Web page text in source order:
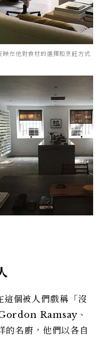
在他對食材的選擇和烹飪方式
這個被人們戲稱「沒
Ramsay、
名廚，他們以各自